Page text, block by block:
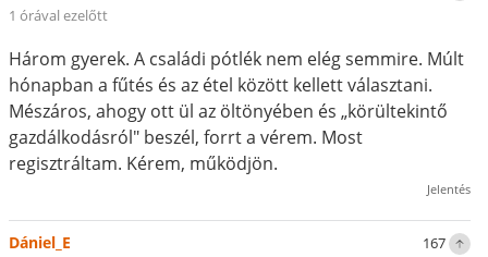
1 órával ezelőtt
Három gyerek. A családi pótlék nem elég semmire. Múlt
hónapban a fűtés és az étel között kellett választani.
Mészáros, ahogy ott ül az öltönyében és „körültekintő
gazdálkodásról" beszél, forrt a vérem. Most
regisztráltam. Kérem, működjön.
Jelentés
167
Dániel_E